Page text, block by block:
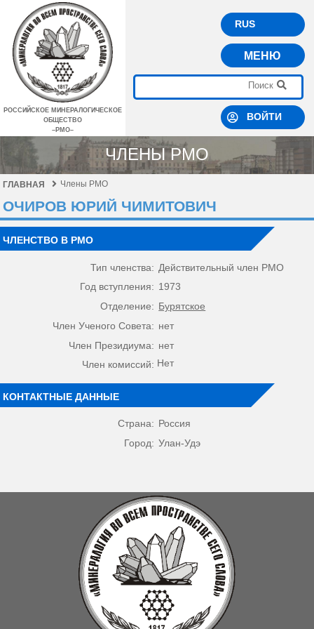
РОССИЙСКОЕ МИНЕРАЛОГИЧЕСКОЕ
ОБЩЕСТВО
–РМО–
RUS
МЕНЮ
ВОЙТИ
ЧЛЕНЫ РМО
ГЛАВНАЯ Члены РМО
ОЧИРОВ ЮРИЙ ЧИМИТОВИЧ
ЧЛЕНСТВО В РМО
Тип членства: Действительный член РМО
Год вступления: 1973
Отделение: Бурятское
Член Ученого Совета: нет
Член Президиума: нет
Член комиссий: Нет
КОНТАКТНЫЕ ДАННЫЕ
Страна: Россия
Город: Улан-Удэ